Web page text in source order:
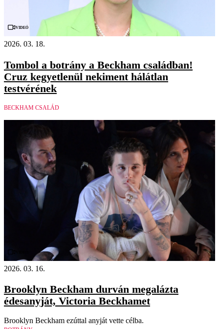
Videó
2026. 03. 18.
Tombol a botrány a Beckham családban!
Cruz kegyetlenül nekiment hálátlan
testvérének
BECKHAM CSALÁD
2026. 03. 16.
Brooklyn Beckham durván megalázta
édesanyját, Victoria Beckhamet
Brooklyn Beckham ezúttal anyját vette célba.